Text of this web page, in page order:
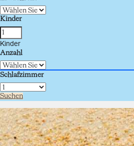
Kinder
Kinder
Anzahl
Schlafzimmer
Suchen